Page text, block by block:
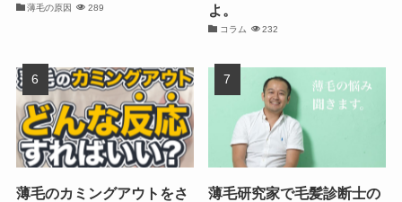
薄毛の原因 289
よ。
コラム 232
薄毛のカミングアウトをさ
薄毛研究家で毛髪診断士の